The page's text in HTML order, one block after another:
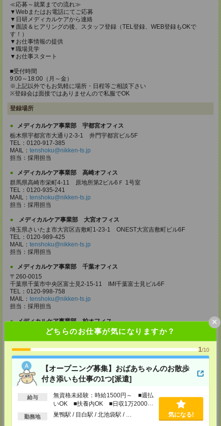
どちらのお仕事が気になりますか？
1/10
【オープニング募集】おばあちゃんのお散歩
付き添いも仕事の1つ[派遣]
給与
無資格未経験：時給1500円～ ■週払
いOK ■扶養内OK ■日収1万2000円
以上
勤務地 巣鴨駅 / 目白駅 / 北池袋駅 / … 気になる!
×
≪応募～就業までの流れ≫
▼Webまたはお電話にてご応募
▼日研メディカルケアから連絡
▼面談＆ヒアリングの後、スタッフ登録（TEL登録、WEB登録もOKで
す！）
▼お仕事情報の提供
▼職場見学
▼お仕事スタート
■受付時間
9:00～18:00（月～金）
※上記以外でもお気軽に場所・日程等ご相談下さい
※登録会は面接ではありませんので私服でOK
登録場所
メディカルケア事業部 宇都宮オフィス
栃木県宇都宮市大通り2-3-1 井門宇都宮ビル5F
TEL：0120-917-385
MAIL： tenshoku@nikken-ts.jp
担当：採用担当
メディカルケア事業部 高崎オフィス
群馬県高崎市栄町4-11 原地所第2ビル6Ｆ 1号室
TEL：0120-935-241
MAIL： tenshoku@nikken-ts.jp
担当：採用担当
メディカルケア事業部 大宮オフィス
埼玉県さいたま市大宮区吉敷町1-23-1 ONEST大宮吉敷町ビル6F
TEL：0120-989-425
MAIL： tenshoku@nikken-ts.jp
担当：採用担当
メディカルケア事業部 千葉オフィス
〒260-0015
千葉県千葉市中央区富士見2-15-11 IMI千葉富士見ビル6F
TEL：0120-998-758
MAIL： tenshoku@nikken-ts.jp
担当：採用担当
メディカルケア事業部 柏オフィス
千葉県柏市末広町5-19 第12関口ビル7F 705号室
担当：採用担当
メディカルケア事業部 新宿オフィス
東京都新宿区新宿2-3-10 新宿御苑ビル6階
TEL：0120-457-235
tenshoku@nikken-ts.jp
担当：採用担当
メディカルケア事業部 立川事業所